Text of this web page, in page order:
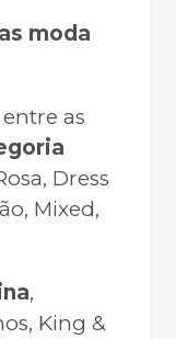
moda
as
Dress
Mixed,
,
King &